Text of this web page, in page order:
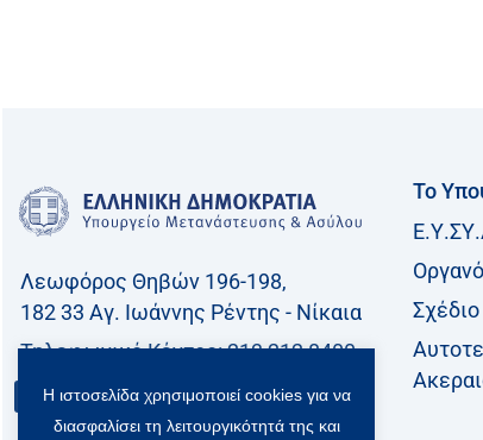
Λεωφόρος Θηβών 196-198,
182 33 Aγ. Ιωάννης Ρέντης - Νίκαια
Τηλεφωνικό Kέντρο: 213 212 8400
Επικοινωνία
Το
Η ιστοσελίδα χρησιμοποιεί cookies για να
διασφαλίσει τη λειτουργικότητά της και